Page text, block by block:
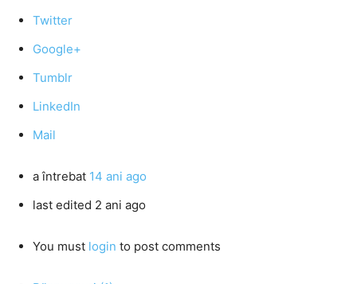
Twitter
Google+
Tumblr
LinkedIn
Mail
a întrebat 14 ani ago
last edited 2 ani ago
You must login to post comments